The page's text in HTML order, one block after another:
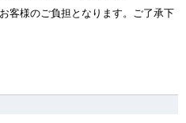
客様のご負担となります。ご了承下